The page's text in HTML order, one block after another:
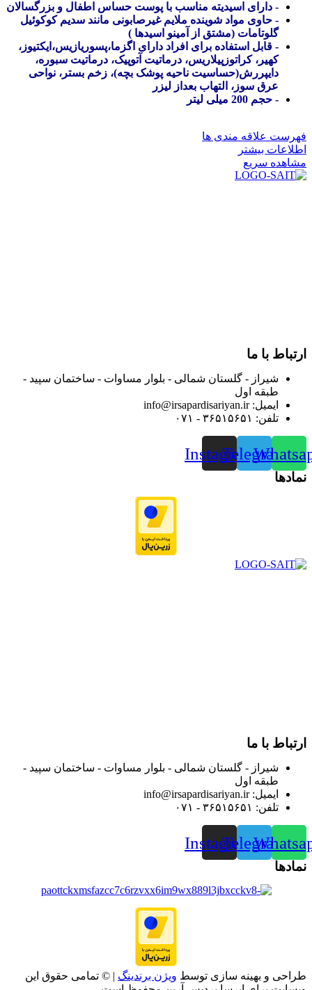
- دارای اسیدیته مناسب با پوست حساس اطفال و بزرگسالان
- حاوی مواد شوینده ملایم غیرصابونی مانند سدیم کوکوئیل
گلوتامات (مشتق از آمینو اسیدها )
- قابل استفاده برای افراد دارای اگزما،پسوریازیس،ایکتیوز،
کهیر، کراتوزپیلاریس، درماتیت آتوپیک، درماتیت سبوره،
دایپررش(حساسیت ناحیه پوشک بچه)، زخم بستر، نواحی
عرق سوز، التهاب بعداز لیزر
- حجم 200 میلی لیتر
فهرست علاقه مندی ها
اطلاعات بیشتر
مشاهده سریع
ارتباط با ما
شیراز - گلستان شمالی - بلوار مساوات - ساختمان سپید -
طبقه اول
ایمیل: info@irsapardisariyan.ir
تلفن: ۳۶۵۱۵۶۵۱ - ۰۷۱
Telegram
Instagram
نمادها
ارتباط با ما
شیراز - گلستان شمالی - بلوار مساوات - ساختمان سپید -
طبقه اول
ایمیل: info@irsapardisariyan.ir
تلفن: ۳۶۵۱۵۶۵۱ - ۰۷۱
Telegram
Instagram
نمادها
طراحی و بهینه سازی توسط ویژن برندینگ | © تمامی حقوق این